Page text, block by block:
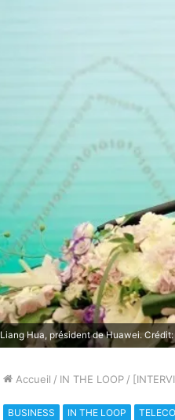
Liang Hua, président de Huawei.
Accueil / IN THE LOOP /
BUSINESS IN THE LOOP